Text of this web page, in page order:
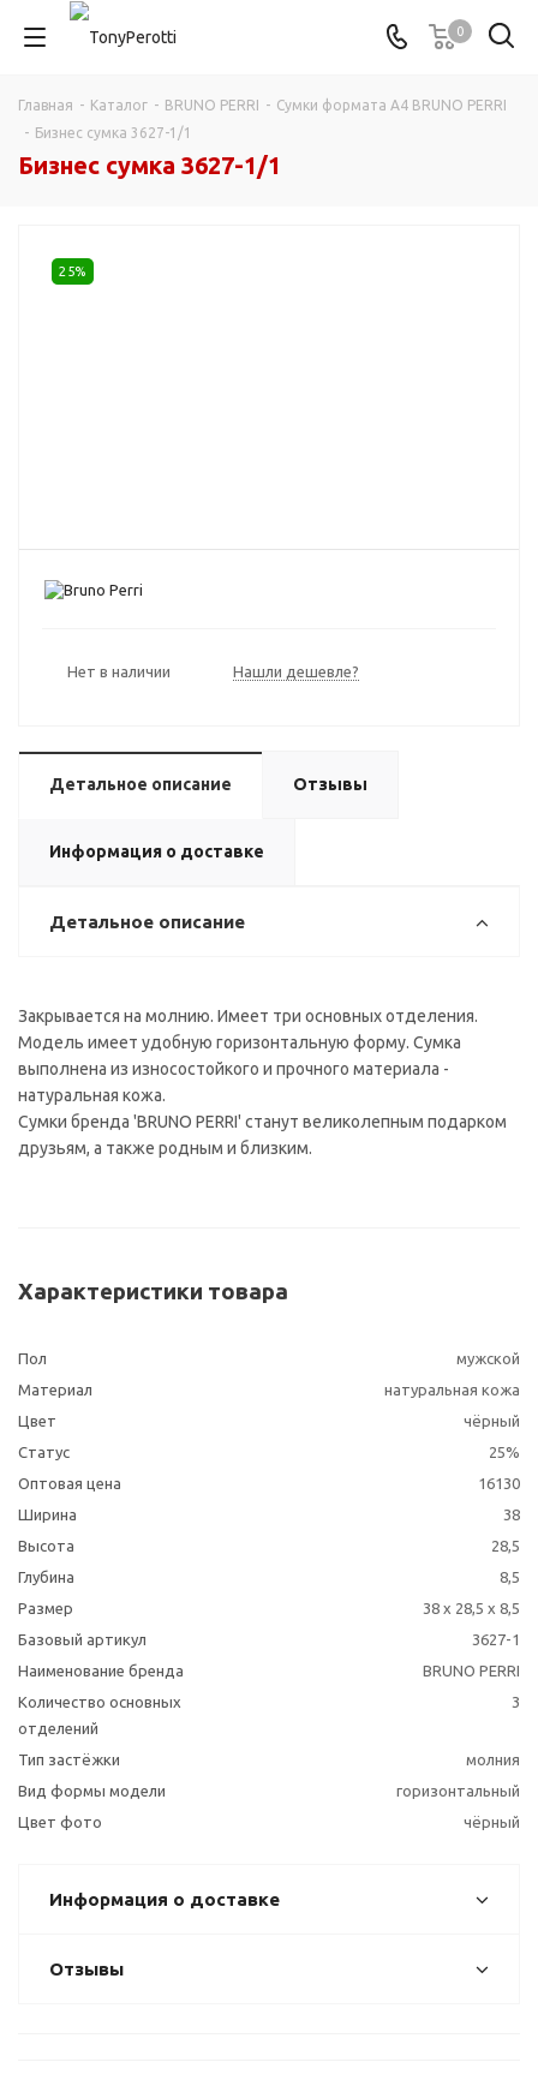
0
Главная - Каталог - BRUNO PERRI - Сумки формата А4 BRUNO PERRI
- Бизнес сумка 3627-1/1
Бизнес сумка 3627-1/1
25%
Нет в наличии Нашли дешевле?
Детальное описание Отзывы
Информация о доставке
Детальное описание
Закрывается на молнию. Имеет три основных отделения.
Модель имеет удобную горизонтальную форму. Сумка
выполнена из износостойкого и прочного материала -
натуральная кожа.
Сумки бренда 'BRUNO PERRI' станут великолепным подарком
друзьям, а также родным и близким.
Характеристики товара
Пол
мужской
Материал
натуральная кожа
Цвет
чёрный
Статус
25%
Оптовая цена
16130
Ширина
38
Высота
28,5
Глубина
8,5
Размер
38 x 28,5 x 8,5
Базовый артикул
3627-1
Наименование бренда
BRUNO PERRI
Количество основных
отделений
3
Тип застёжки
молния
Вид формы модели
горизонтальный
Цвет фото
чёрный
Информация о доставке
Отзывы